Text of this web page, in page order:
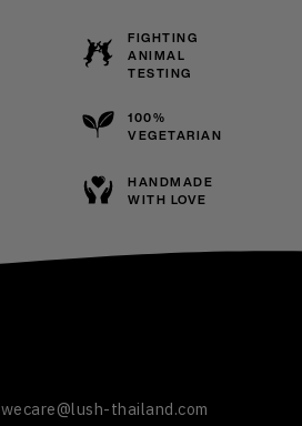
FIGHTING
ANIMAL
TESTING
100%
VEGETARIAN
HANDMADE
WITH LOVE
wecare@lush-thailand.com